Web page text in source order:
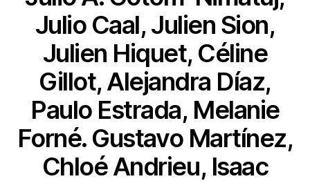
Julio Caal, Julien Sion,
Julien Hiquet, Céline
Gillot, Alejandra Díaz,
Paulo Estrada, Melanie
Forné. Gustavo Martínez,
Chloé Andrieu, Isaac